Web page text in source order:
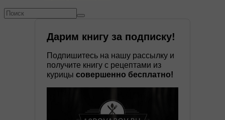
Дарим книгу за подписку!
Подпишитесь на нашу рассылку и
получите книгу с рецептами из
курицы совершенно бесплатно!